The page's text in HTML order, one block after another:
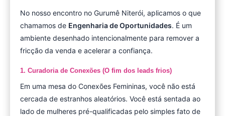
No nosso encontro no Gurumê Niterói, aplicamos o que
chamamos de Engenharia de Oportunidades. É um
ambiente desenhado intencionalmente para remover a
fricção da venda e acelerar a confiança.
1. Curadoria de Conexões (O fim dos leads frios)
Em uma mesa do Conexões Femininas, você não está
cercada de estranhos aleatórios. Você está sentada ao
lado de mulheres pré-qualificadas pelo simples fato de